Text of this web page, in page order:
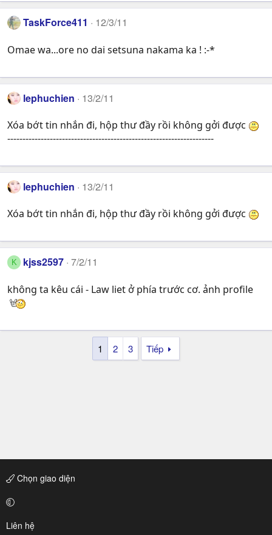
TaskForce411 12/3/11
Omae wa...ore no dai setsuna nakama ka ! :-*
lephuchien 13/2/11
Xóa bớt tin nhắn đi, hộp thư đầy rồi không gởi được
--------------------------------------------------------------------
lephuchien 13/2/11
Xóa bớt tin nhắn đi, hộp thư đầy rồi không gởi được
K kjss2597 7/2/11
không ta kêu cái - Law liet ở phía trước cơ. ảnh profile
1 2 3 Tiếp
Chọn giao diện
Liên hệ